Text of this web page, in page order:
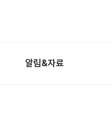
알림&자료